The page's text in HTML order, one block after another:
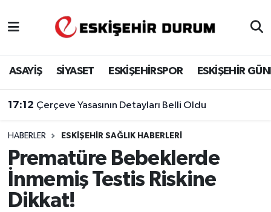
ASAYİŞ SİYASET ESKİŞEHİRSPOR ESKİŞEHİR
17:12 Çerçeve Yasasının Detayları Belli Oldu
HABERLER ESKIŞEHIR SAĞLIK HABERLERI
Prematüre Bebeklerde
İnmemiş Testis Riskine
Dikkat!
Eskişehir Hava Durumu
Eskişehir Namaz Vakitleri
Eskişehir Trafik Yoğunluk Haritası
Süper Lig Puan Durumu ve Fikstür
Tüm Manşetler